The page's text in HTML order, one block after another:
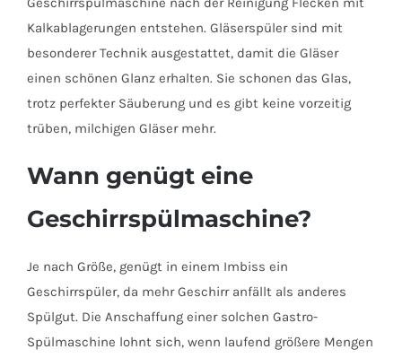
Kalkablagerungen entstehen. Gläserspüler sind mit
besonderer Technik ausgestattet, damit die Gläser
einen schönen Glanz erhalten. Sie schonen das Glas,
trotz perfekter Säuberung und es gibt keine vorzeitig
trüben, milchigen Gläser mehr.
Wann genügt eine
Geschirrspülmaschine?
Je nach Größe, genügt in einem Imbiss ein
Geschirrspüler, da mehr Geschirr anfällt als anderes
Spülgut. Die Anschaffung einer solchen Gastro-
Spülmaschine lohnt sich, wenn laufend größere Mengen